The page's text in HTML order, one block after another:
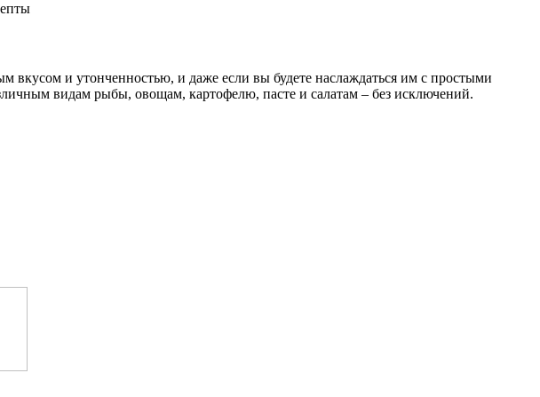
вкусом и утонченностью, и даже если вы будете наслаждаться им с простыми
видам рыбы, овощам, картофелю, пасте и салатам – без исключений.